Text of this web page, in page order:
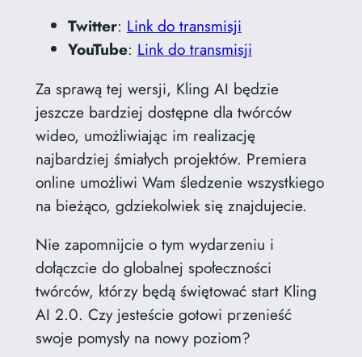
Twitter: Link do transmisji
YouTube: Link do transmisji
Za sprawą tej wersji, Kling AI będzie
jeszcze bardziej dostępne dla twórców
wideo, umożliwiając im realizację
najbardziej śmiałych projektów. Premiera
online umożliwi Wam śledzenie wszystkiego
na bieżąco, gdziekolwiek się znajdujecie.
Nie zapomnijcie o tym wydarzeniu i
dołączcie do globalnej społeczności
twórców, którzy będą świętować start Kling
AI 2.0. Czy jesteście gotowi przenieść
swoje pomysły na nowy poziom?